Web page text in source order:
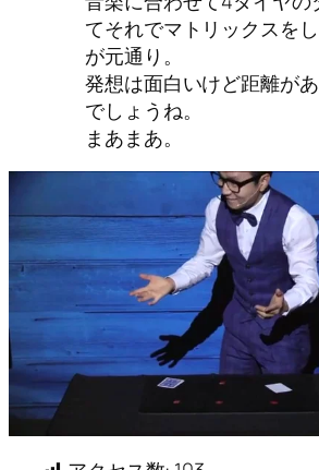
てそれでマトリックスを
が元通り。
発想は面白いけど距離が
でしょうね。
まあまあ。